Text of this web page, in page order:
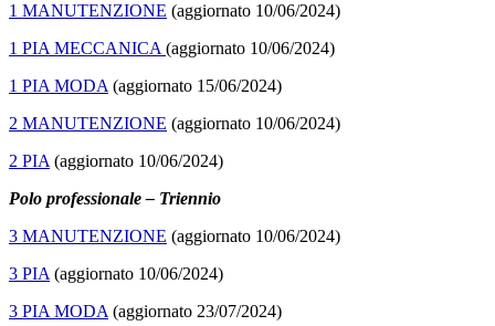
1 MANUTENZIONE (aggiornato 10/06/2024)
1 PIA MECCANICA (aggiornato 10/06/2024)
1 PIA MODA (aggiornato 15/06/2024)
2 MANUTENZIONE (aggiornato 10/06/2024)
2 PIA (aggiornato 10/06/2024)
Polo professionale – Triennio
3 MANUTENZIONE (aggiornato 10/06/2024)
3 PIA (aggiornato 10/06/2024)
3 PIA MODA (aggiornato 23/07/2024)